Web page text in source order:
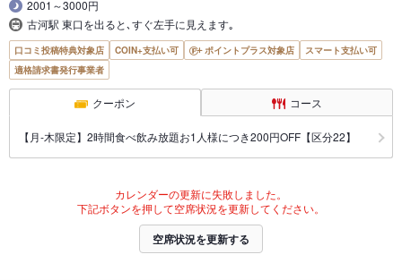
2001～3000円
古河駅 東口を出ると､すぐ左手に見えます｡
口コミ投稿特典対象店 COIN+支払い可 ポイントプラス対象店
スマート支払い可
適格請求書発行事業者
クーポン コース
【月‐木限定】2時間食べ飲み放題お1人様につき200円OFF【区分22】
カレンダーの更新に失敗しました。
下記ボタンを押して空席状況を更新してください。
空席状況を更新する